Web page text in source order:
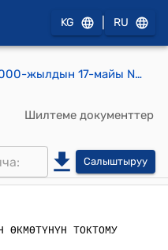
KG RU
КР Өкмөтүнүн 2000-жылдын 17-майы N 275 "Кыргыз Республикасынын Өкмөтүнүн 1999-жылдын 17-февралындагы "Граждандык авиация объекттеринде авиациялык коопсуздукту камсыз кылуу боюнча нормативдик актыларды бекитүү жөнүндө" N 87 токтомуна өзгөртүү жана толуктоо киргизүү тууралуу" Токтому
Шилтеме документтер
Салыштыруу